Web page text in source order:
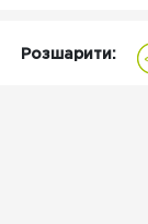
Розшарити: